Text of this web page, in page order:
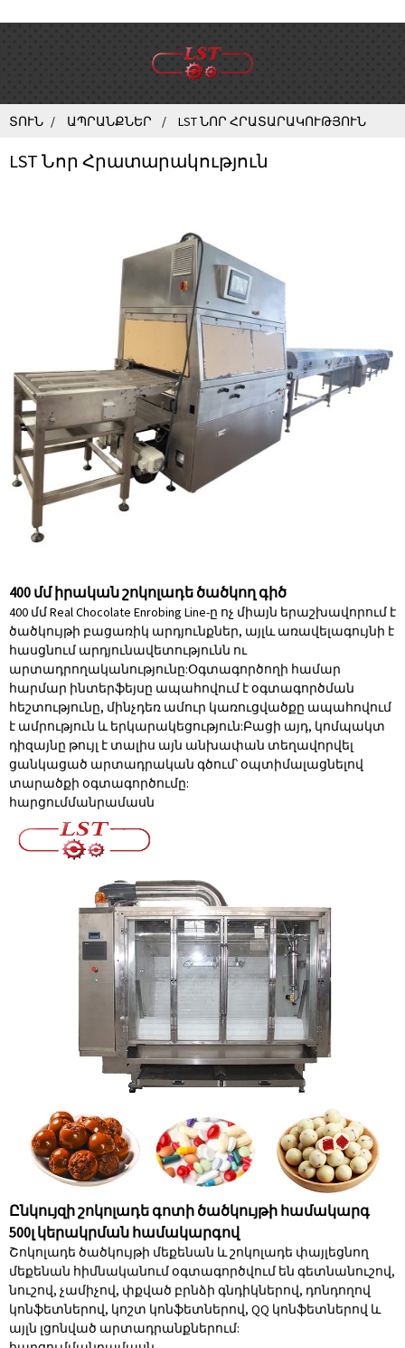
ՏՈՒՆ ԱՊՐԱՆՔՆԵՐ LST ՆՈՐ ՀՐԱՏԱՐԱԿՈՒԹՅՈՒՆ
LST Նոր Հրատարակություն
400 մմ իրական շոկոլադե ծածկող գիծ
400 մմ Real Chocolate Enrobing Line-ը ոչ միայն երաշխավորում է
ծածկույթի բացառիկ արդյունքներ, այլև առավելագույնի է
հասցնում արդյունավետությունն ու
արտադրողականությունը:Օգտագործողի համար
հարմար ինտերֆեյսը ապահովում է օգտագործման
հեշտությունը, մինչդեռ ամուր կառուցվածքը ապահովում
է ամրություն և երկարակեցություն:Բացի այդ, կոմպակտ
դիզայնը թույլ է տալիս այն անխափան տեղավորվել
ցանկացած արտադրական գծում՝ օպտիմալացնելով
տարածքի օգտագործումը:
հարցումմանրամասն
Ընկույզի շոկոլադե գոտի ծածկույթի համակարգ
500լ կերակրման համակարգով
Շոկոլադե ծածկույթի մեքենան և շոկոլադե փայլեցնող
մեքենան հիմնականում օգտագործվում են գետնանուշով,
նուշով, չամիչով, փքված բրնձի գնդիկներով, դոնդողով
կոնֆետներով, կոշտ կոնֆետներով, QQ կոնֆետներով և
այլն լցոնված արտադրանքներում: